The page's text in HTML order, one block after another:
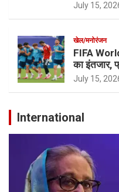
July 15,
खेल/मनोरंजन
FIFA
का इंतजार,
July 15,
International